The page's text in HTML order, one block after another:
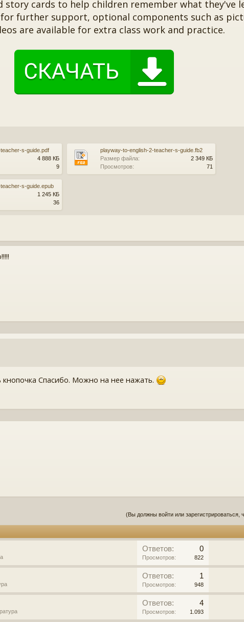
cards to help children remember what they've
further support, optional components such as
are available for extra class work and practice.
s-guide.pdf
4 888 КБ
9
playway-to-english-2-teacher-s-guide.fb2
Размер файла:
2 349 КБ
Просмотров:
71
s-guide.epub
1 245 КБ
36
кнопочка Спасибо. Можно на нее нажать.
(Вы должны войти или зарегистрироваться,
Ответов: 0
Просмотров: 822
Ответов: 1
Просмотров: 948
Ответов: 4
Просмотров: 1.093